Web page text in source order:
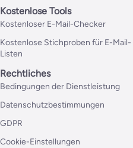
Kostenlose Tools
Kostenloser E-Mail-Checker
Kostenlose Stichproben für E-Mail-
Listen
Rechtliches
Bedingungen der Dienstleistung
Datenschutzbestimmungen
GDPR
Cookie-Einstellungen